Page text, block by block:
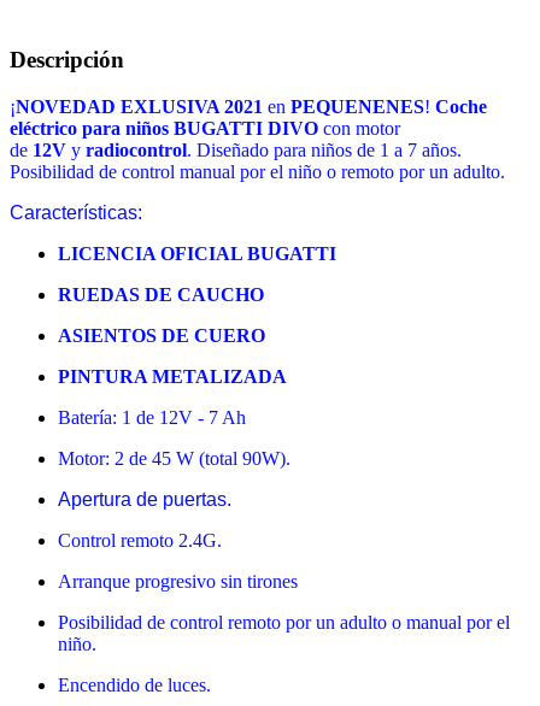
Descripción
¡NOVEDAD EXLUSIVA 2021 en PEQUENENES! Coche
eléctrico para niños BUGATTI DIVO con motor
de 12V y radiocontrol. Diseñado para niños de 1 a 7 años.
Posibilidad de control manual por el niño o remoto por un adulto.
Características:
LICENCIA OFICIAL BUGATTI
RUEDAS DE CAUCHO
ASIENTOS DE CUERO
PINTURA METALIZADA
Batería: 1 de 12V - 7 Ah
Motor: 2 de 45 W (total 90W).
Apertura de puertas.
Control remoto 2.4G.
Arranque progresivo sin tirones
Posibilidad de control remoto por un adulto o manual por el
niño.
Encendido de luces.